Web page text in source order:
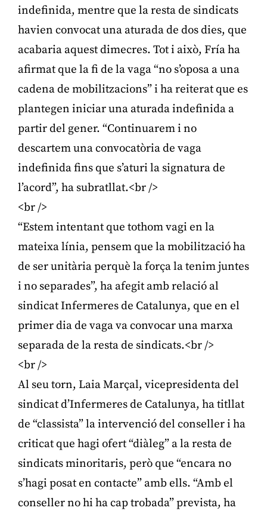
indefinida, mentre que la resta de sindicats
havien convocat una aturada de dos dies, que
acabaria aquest dimecres. Tot i això, Fría ha
afirmat que la fi de la vaga “no s’oposa a una
cadena de mobilitzacions” i ha reiterat que es
plantegen iniciar una aturada indefinida a
partir del gener. “Continuarem i no
descartem una convocatòria de vaga
indefinida fins que s’aturi la signatura de
l’acord”, ha subratllat.<br />
<br />
“Estem intentant que tothom vagi en la
mateixa línia, pensem que la mobilització ha
de ser unitària perquè la força la tenim juntes
i no separades”, ha afegit amb relació al
sindicat Infermeres de Catalunya, que en el
primer dia de vaga va convocar una marxa
separada de la resta de sindicats.<br />
<br />
Al seu torn, Laia Marçal, vicepresidenta del
sindicat d’Infermeres de Catalunya, ha titllat
de “classista” la intervenció del conseller i ha
criticat que hagi ofert “diàleg” a la resta de
sindicats minoritaris, però que “encara no
s’hagi posat en contacte” amb ells. “Amb el
conseller no hi ha cap trobada” prevista, ha